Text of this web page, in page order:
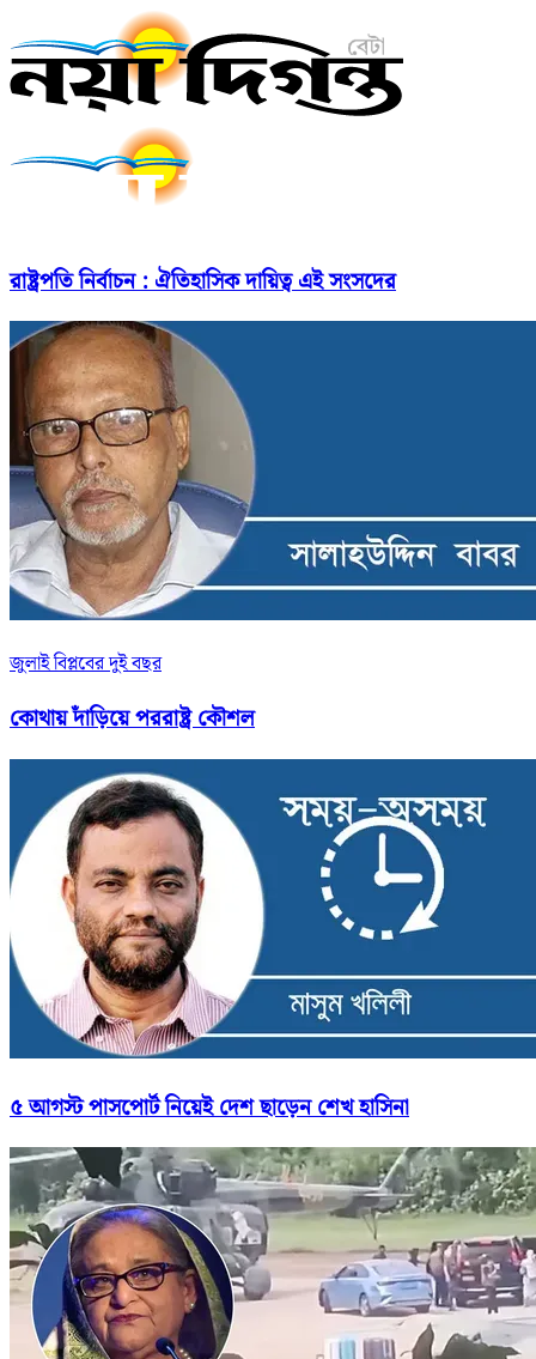
রাষ্ট্রপতি নির্বাচন : ঐতিহাসিক দায়িত্ব এই সংসদের
জুলাই বিপ্লবের দুই বছর
কোথায় দাঁড়িয়ে পররাষ্ট্র কৌশল
৫ আগস্ট পাসপোর্ট নিয়েই দেশ ছাড়েন শেখ হাসিনা